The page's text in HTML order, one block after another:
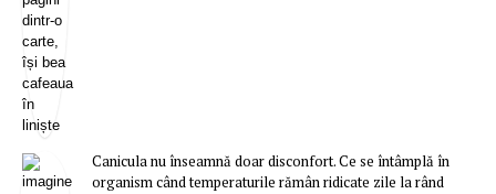
Canicula nu înseamnă doar disconfort. Ce se întâmplă în
organism când temperaturile rămân ridicate zile la rând